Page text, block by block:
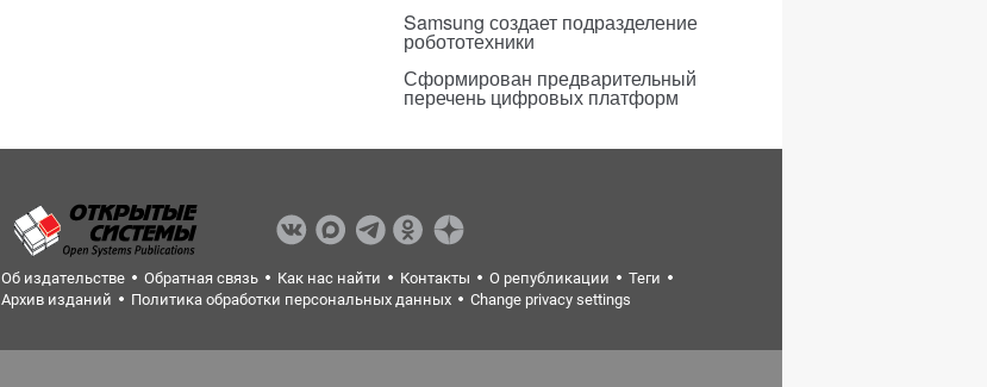
Samsung создает подразделение
робототехники
Сформирован предварительный
перечень цифровых платформ
Об издательстве Обратная связь Как нас найти Контакты О републикации
Теги
Архив изданий
Политика обработки персональных данных Change privacy settings